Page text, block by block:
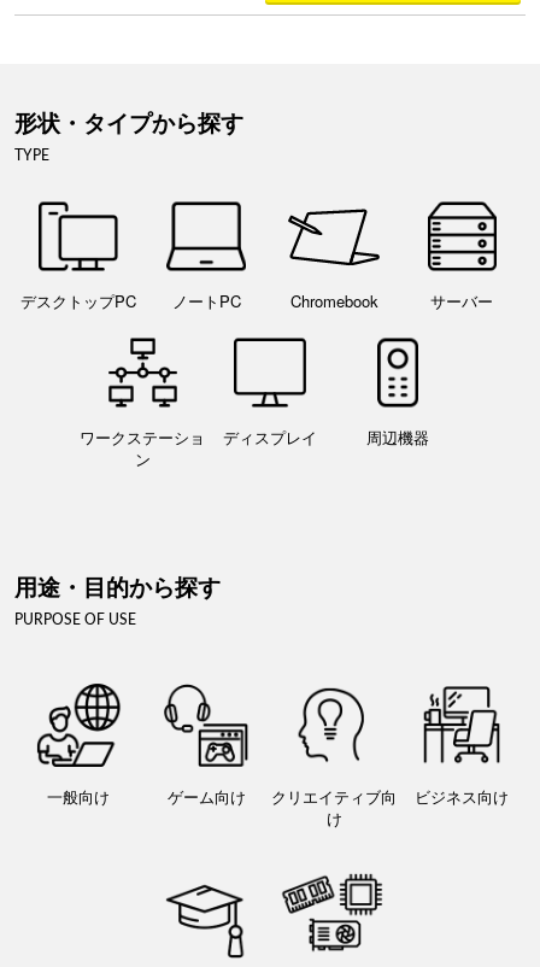
形状・タイプから探す
TYPE
デスクトップPC ノートPC Chromebook サーバー
ワークステーショ
ン
ディスプレイ 周辺機器
用途・目的から探す
PURPOSE OF USE
一般向け ゲーム向け
クリエイティブ向
け
ビジネス向け